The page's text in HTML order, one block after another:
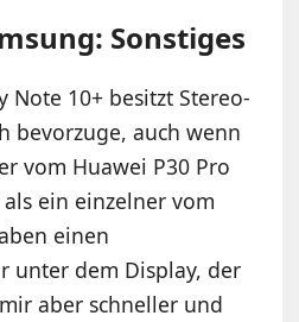
Sonstiges
Note 10+ besitzt Stereo-
bevorzuge, auch wenn
vom Huawei P30 Pro
ein einzelner vom
einen
unter dem Display, der
aber schneller und